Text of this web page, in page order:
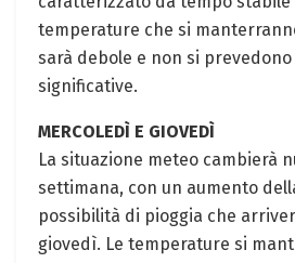
temperature che si
sarà debole e non si
significative.
MERCOLEDÌ E GIOVEDÌ
La situazione meteo cambierà
settimana, con un aumento
possibilità di pioggia che
giovedì. Le temperature si